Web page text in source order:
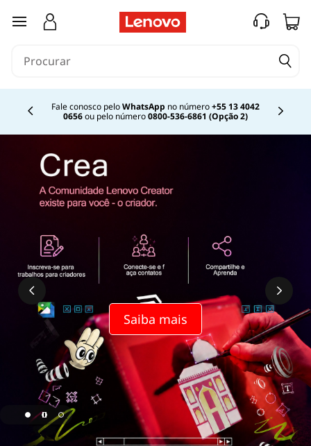
saltar para o conteúdo principal
Fale conosco peloWhatsApp no número+55 13 4042
0656ou pelo número0800-536-6861 (Opção 2)
Currently displaying item 2 of
Saiba mais